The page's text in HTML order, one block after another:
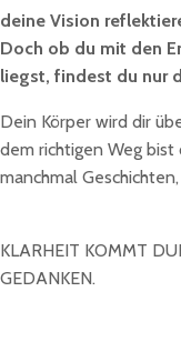
deine Vision
Doch ob du mit den
liegst, findest du nur
Dein Körper wird dir
dem richtigen Weg
manchmal
KLARHEIT KOMMT
GEDANKEN.